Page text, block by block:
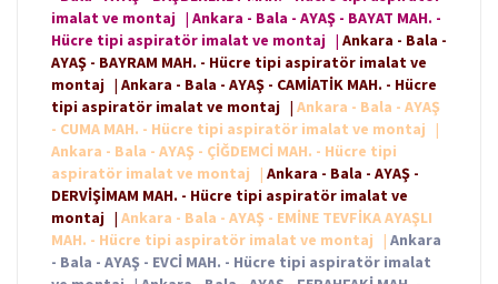
imalat ve montaj | Ankara - Bala - AYAŞ - BAYAT MAH. -
Hücre tipi aspiratör imalat ve montaj | Ankara - Bala -
AYAŞ - BAYRAM MAH. - Hücre tipi aspiratör imalat ve
montaj | Ankara - Bala - AYAŞ - CAMİATİK MAH. - Hücre
tipi aspiratör imalat ve montaj | Ankara - Bala - AYAŞ
- CUMA MAH. - Hücre tipi aspiratör imalat ve montaj
|
Ankara - Bala - AYAŞ - ÇİĞDEMCİ MAH. - Hücre tipi
aspiratör imalat ve montaj
| Ankara - Bala - AYAŞ -
DERVİŞİMAM MAH. - Hücre tipi aspiratör imalat ve
montaj | Ankara - Bala - AYAŞ - EMİNE TEVFİKA AYAŞLI
MAH. - Hücre tipi aspiratör imalat ve montaj
| Ankara
- Bala - AYAŞ - EVCİ MAH. - Hücre tipi aspiratör imalat